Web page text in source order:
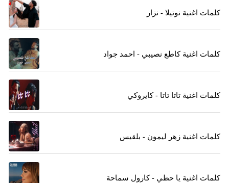
كلمات اغنية نوتيلا - نزار
كلمات اغنية كاطع نصيبي - احمد جواد
كلمات اغنية تاتا تاتا - كايروكي
كلمات اغنية زهر ليمون - بلقيس
كلمات اغنية يا حظي - كارول سماحة